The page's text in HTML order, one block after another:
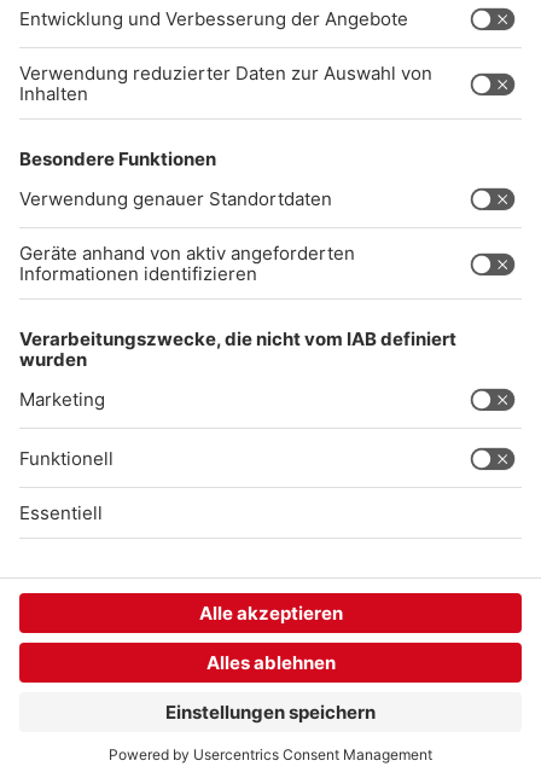
Impressum
Audiothek
Unexpected Application Error!
crypto.randomUUID is not a function
TypeError: crypto.randomUUID is not a function
at https://chat-embed.branchly.io/assets/
at https://chat-embed.branchly.io/assets/
at dL (https://chat-embed.branchly.io/assets/
at https://chat-embed.branchly.io/assets/
at https://chat-embed.branchly.io/assets/
at https://chat-embed.branchly.io/assets/
at https://chat-embed.branchly.io/assets/
at SL (https://chat-embed.branchly.io/assets/
at kp (https://chat-embed.branchly.io/assets/